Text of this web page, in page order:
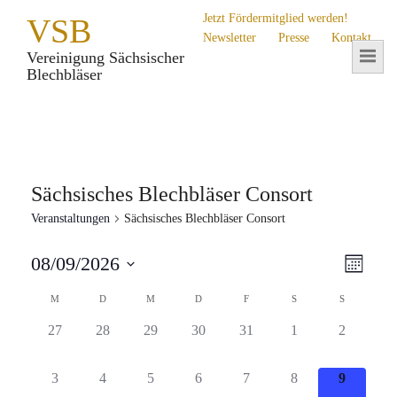
VSB
Vereinigung Sächsischer
Blechbläser
Jetzt Fördermitglied werden!
Newsletter
Presse Kontakt
Sächsisches Blechbläser Consort
Veranstaltungen Sächsisches Blechbläser Consort
Monat
08/09/2026
wählen.
Kalender
Veranstaltungen
M D M D F S S
0
27
0
28
0
29
0
30
0
31
01
0
2
0
3
0
4
0
5
0
6
0
7
0
8
0
9